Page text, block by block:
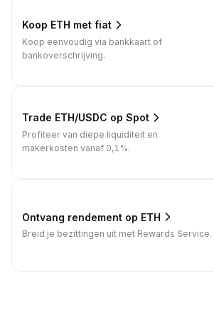
Koop ETH met fiat
Koop eenvoudig via bankkaart of
bankoverschrijving.
Trade ETH/USDC op Spot
Profiteer van diepe liquiditeit en
makerkosten vanaf 0,1%.
Ontvang rendement op ETH
Breid je bezittingen uit met Rewards Service.